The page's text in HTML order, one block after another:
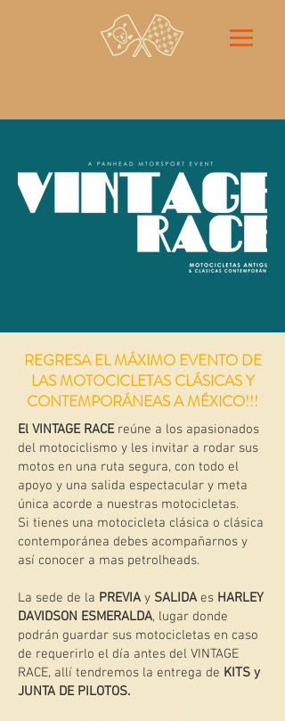
REGRESA EL MÁXIMO EVENTO DE
LAS MOTOCICLETAS CLÁSICAS Y
CONTEMPORÁNEAS A MÉXICO!!!
El VINTAGE RACEreúne a los apasionados
del motociclismo y les invitar a rodar sus
motos en una ruta segura, con todo el
apoyo y una salida espectacular y meta
única acorde a nuestras motocicletas.
Si tienes una motocicleta clásica o clásica
contemporánea debes acompañarnos y
así conocer a mas petrolheads.
La sede de la PREVIA y SALIDA es HARLEY
DAVIDSON ESMERALDA, lugar donde
podrán guardar sus motocicletas en caso
de requerirlo el día antes del VINTAGE
RACE, allí tendremos la entrega de KITS y
JUNTA DE PILOTOS.